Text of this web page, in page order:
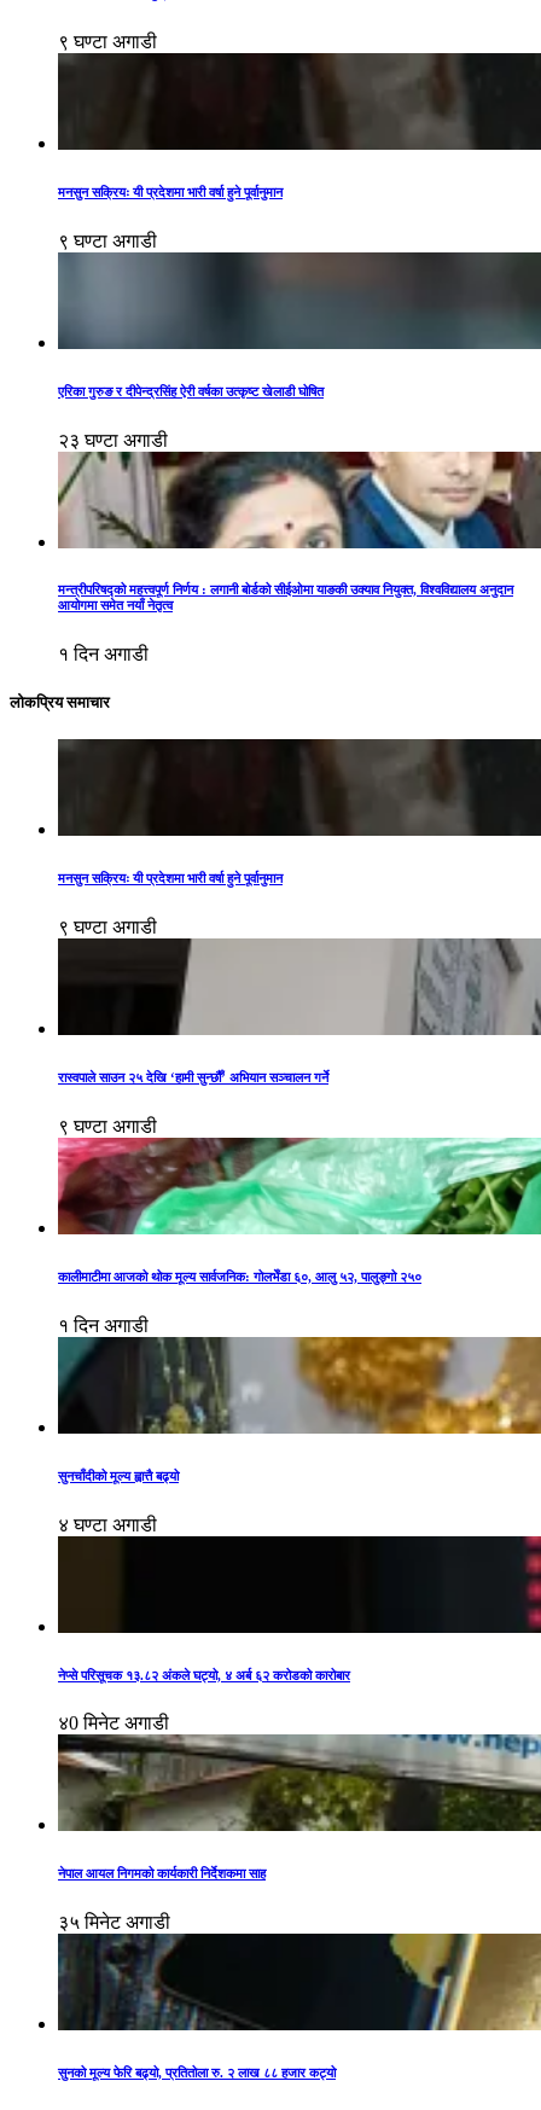
९ घण्टा अगाडी
मनसुन सक्रियः यी प्रदेशमा भारी वर्षा हुने पूर्वानुमान
९ घण्टा अगाडी
एरिका गुरुङ र दीपेन्द्रसिंह ऐरी वर्षका उत्कृष्ट खेलाडी घोषित
२३ घण्टा अगाडी
मन्त्रीपरिषद्को महत्त्वपूर्ण निर्णय : लगानी बोर्डको सीईओमा याङकी उक्याव नियुक्त, विश्वविद्यालय अनुदान
आयोगमा समेत नयाँ नेतृत्व
१ दिन अगाडी
लोकप्रिय समाचार
मनसुन सक्रियः यी प्रदेशमा भारी वर्षा हुने पूर्वानुमान
९ घण्टा अगाडी
रास्वपाले साउन २५ देखि ‘हामी सुन्छौँ’ अभियान सञ्चालन गर्ने
९ घण्टा अगाडी
कालीमाटीमा आजको थोक मूल्य सार्वजनिक: गोलभेँडा ६०, आलु ५२, पालुङ्गो २५०
१ दिन अगाडी
सुनचाँदीको मूल्य ह्वात्तै बढ्यो
४ घण्टा अगाडी
नेप्से परिसूचक १३.८२ अंकले घट्यो, ४ अर्ब ६२ करोडको कारोबार
४0 मिनेट अगाडी
नेपाल आयल निगमको कार्यकारी निर्देशकमा साह
३५ मिनेट अगाडी
सुनको मूल्य फेरि बढ्यो, प्रतितोला रु. २ लाख ८८ हजार कट्यो